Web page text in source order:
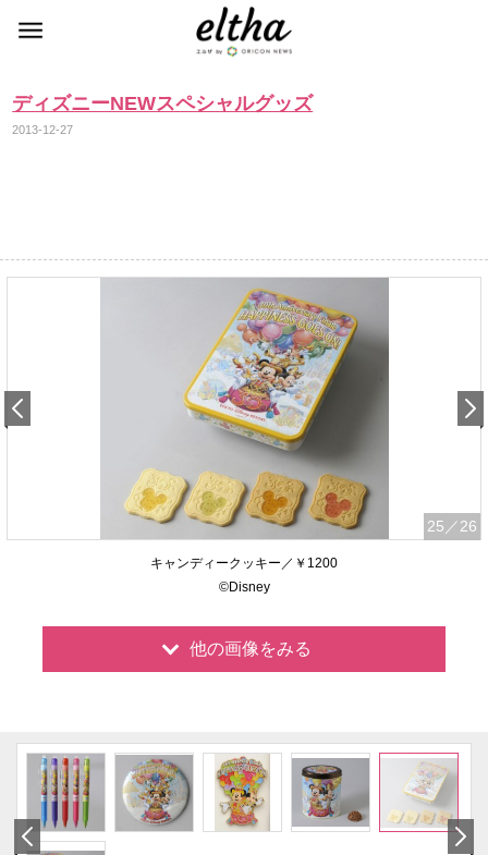
ディズニーNEWスペシャルグッズ
2013-12-27
25 ／26
キャンディークッキー／￥1200
©Disney
他の画像をみる